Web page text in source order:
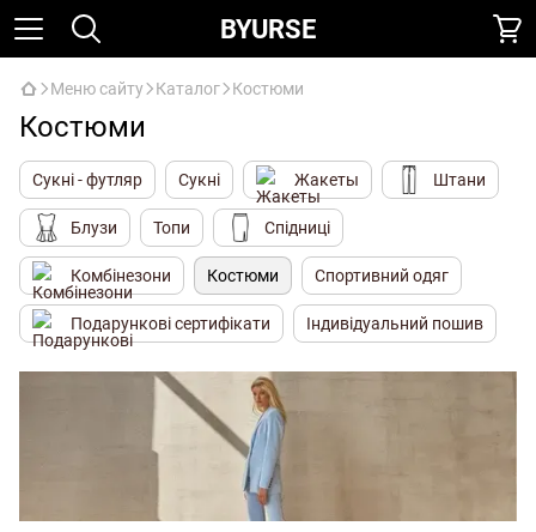
BYURSE
Меню сайту Каталог Костюми
Костюми
Сукні - футляр Сукні Жакеты Штани
Блузи Топи Спідниці
Комбінезони Костюми Спортивний одяг
Подарункові сертифікати Iндивідуальний пошив